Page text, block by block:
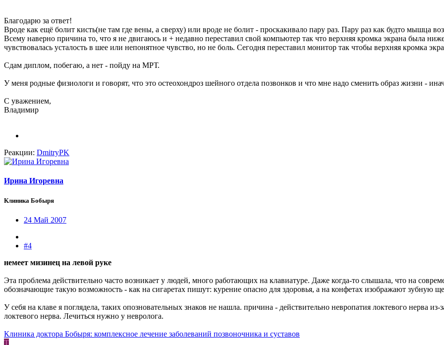
Благодарю за ответ!
Вроде как ещё болит кисть(не там где вены, а сверху) или вроде не болит - проскакивало пару раз. Пару раз как будто мышца
Всему наверно причина то, что я не двигаюсь и + недавно переставил свой компьютер так что верхняя кромка экрана была
чувствовалась усталость в шее или непонятное чувство, но не боль. Сегодня переставил монитор так чтобы верхняя кромка
Сдам диплом, побегаю, а нет - пойду на МРТ.
У меня родные физиологи и говорят, что это остеохондроз шейного отдела позвонков и что мне надо сменить образ жизни -
С уважением,
Владимир
Реакции: DmitryPK
Ирина Игоревна
Клиника Бобыря
24 Май 2007
#4
немеет мизинец на левой руке
Эта проблема действительно часто возникает у людей, много работающих на клавиатуре. Даже когда-то слышала, что на
обозначающие такую возможность - как на сигаретах пишут: курение опасно для здоровья, а на конфетах изображают зубную
У себя на клаве я поглядела, таких опозновательных знаков не нашла. причина - действительно невропатия локтевого нерва
локтевого нерва. Лечиться нужно у невролога.
Клиника доктора Бобыря: комплексное лечение заболеваний позвоночника и суставов
T